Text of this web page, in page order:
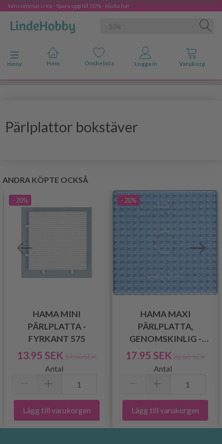
Sensommarsrea - Spara upp till 50% - klicka här
Ändra navigering
meny
Pärlplattor bokstäver
ANDRA KÖPTE OCKSÅ
- 20%
HAMA MINI
PÄRLPLATTA -
FYRKANT 575
13.95 SEK 17.50 SEK
Antal
Lägg till varukorgen
- 20%
HAMA MAXI
PÄRLPLATTA,
GENOMSKINLIG -
FYRKANT 8214
17.95 SEK 22.50 SEK
Antal
Lägg till varukorgen